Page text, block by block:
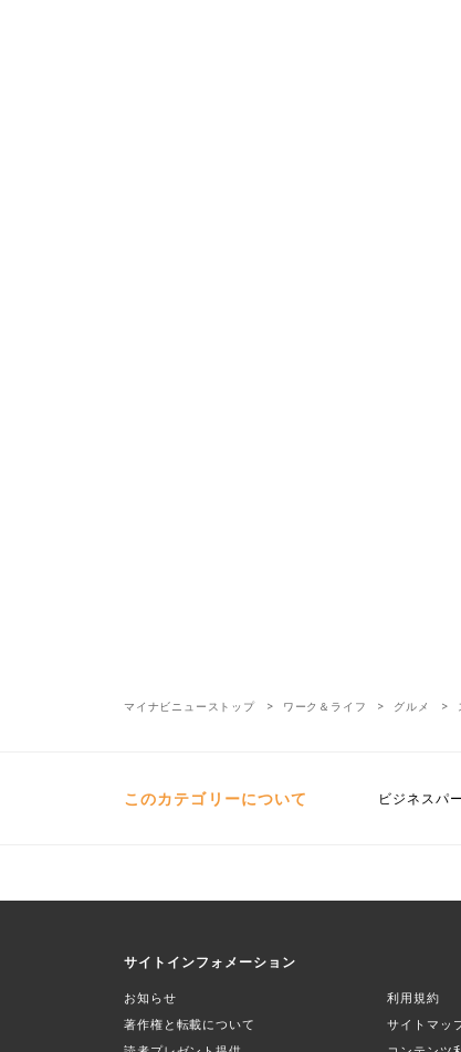
マイナビニューストップ ワーク＆ライフ グルメ
このカテゴリーについて ビジネスパ
サイトインフォメーション
お知らせ 利用規約
著作権と転載について
サイトマッ